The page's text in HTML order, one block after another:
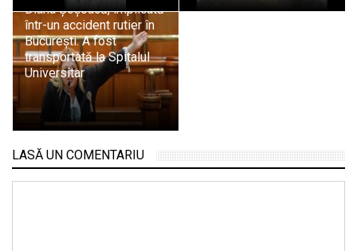
Diana Șoșoacă, implicată
într-un accident rutier în
București. A fost
transportată la Spitalul
Universitar
LASĂ UN COMENTARIU